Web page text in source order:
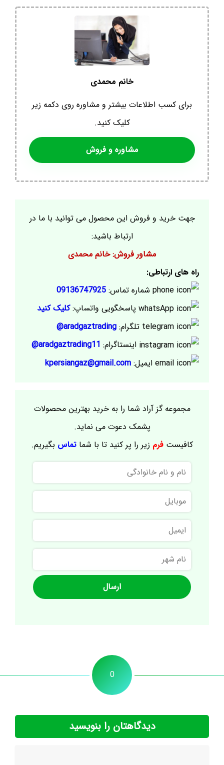
خانم محمدی
برای کسب اطلاعات بیشتر و مشاوره روی دکمه زیر
کلیک کنید.
مشاوره و فروش
جهت خرید و فروش این محصول می توانید با ما در
ارتباط باشید:
مشاور فروش: خانم محمدی
راه های ارتباطی:
شماره تماس: 09136747925
پاسخگویی واتساپ:کلیک کنید
تلگرام: aradgaztrading@
اینستاگرام: aradgaztrading11@
ایمیل: kpersiangaz@gmail.com
مجموعه گز آراد شما را به خرید بهترین محصولات
پشمک دعوت می نماید.
کافیستفرم زیر را پر کنید تا با شماتماس بگیریم.
نام
و
نام
خانوادگی
موبایل
ایمیل
نام
شهر
0
دیدگاهتان را بنویسید